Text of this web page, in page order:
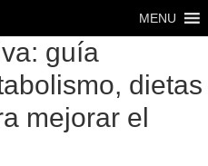
MENU
guía
dietas
mejorar el